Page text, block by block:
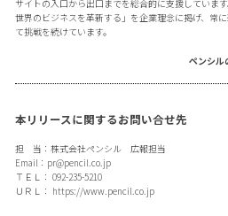
サイトの入口から出口までを総合的に支援していま
世界のビジネスを革新する」を企業理念に掲げ、常
て挑戦を続けています。
ペンシル
本リリースに関するお問い合せ先
担 当：株式会社ペンシル 広報担当
Email： pr@pencil.co.jp
ＴＥＬ： 092-235-5210
ＵＲＬ： https://www.pencil.co.jp